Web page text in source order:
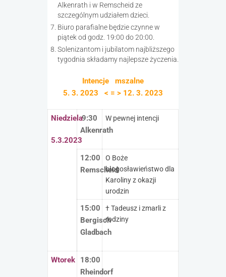
Alkenrath i w Remscheid ze
szczególnym udziałem dzieci.
Biuro parafialne będzie czynne w
piątek od godz. 19:00 do 20:00.
Solenizantom i jubilatom najbliższego
tygodnia składamy najlepsze życzenia.
Intencje mszalne
5. 3. 2023 < = > 12. 3. 2023
Niedziela
5.3.2023
9:30
Alkenrath
W pewnej intencji
12:00
Remscheid
O Boże
błogosławieństwo dla
Karoliny z okazji
urodzin
15:00
Bergisch
Gladbach
† Tadeusz i zmarli z
rodziny
Wtorek
18:00
Rheindorf